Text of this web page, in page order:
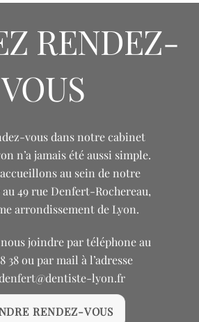
RENDEZ-
VOUS
vous dans notre cabinet
n’a jamais été aussi simple.
au sein de notre
49 rue Denfert-Rochereau,
arrondissement de Lyon.
joindre par téléphone au
38ou par mail à l’adresse
lyon.fr
RENDEZ-VOUS